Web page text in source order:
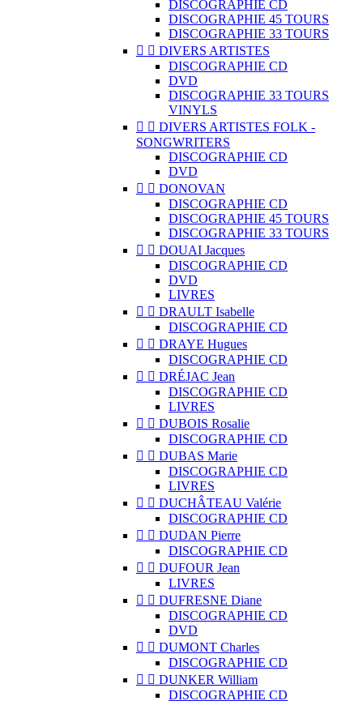
DISCOGRAPHIE CD
DISCOGRAPHIE 45 TOURS
DISCOGRAPHIE 33 TOURS
  DIVERS ARTISTES
DISCOGRAPHIE CD
DVD
DISCOGRAPHIE 33 TOURS
VINYLS
  DIVERS ARTISTES FOLK -
SONGWRITERS
DISCOGRAPHIE CD
DVD
  DONOVAN
DISCOGRAPHIE CD
DISCOGRAPHIE 45 TOURS
DISCOGRAPHIE 33 TOURS
  DOUAI Jacques
DISCOGRAPHIE CD
DVD
LIVRES
  DRAULT Isabelle
DISCOGRAPHIE CD
  DRAYE Hugues
DISCOGRAPHIE CD
  DRÉJAC Jean
DISCOGRAPHIE CD
LIVRES
  DUBOIS Rosalie
DISCOGRAPHIE CD
  DUBAS Marie
DISCOGRAPHIE CD
LIVRES
  DUCHÂTEAU Valérie
DISCOGRAPHIE CD
  DUDAN Pierre
DISCOGRAPHIE CD
  DUFOUR Jean
LIVRES
  DUFRESNE Diane
DISCOGRAPHIE CD
DVD
  DUMONT Charles
DISCOGRAPHIE CD
  DUNKER William
DISCOGRAPHIE CD